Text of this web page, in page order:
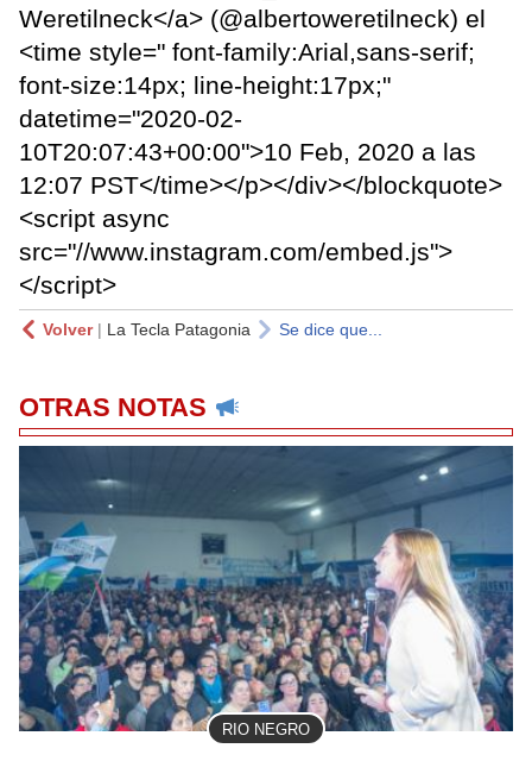
Weretilneck</a> (@albertoweretilneck) el
<time style=" font-family:Arial,sans-serif;
font-size:14px; line-height:17px;"
datetime="2020-02-
10T20:07:43+00:00">10 Feb, 2020 a las
12:07 PST</time></p></div></blockquote>
<script async
src="//www.instagram.com/embed.js">
</script>
Volver| La Tecla Patagonia Se dice que...
OTRAS NOTAS
RIO NEGRO